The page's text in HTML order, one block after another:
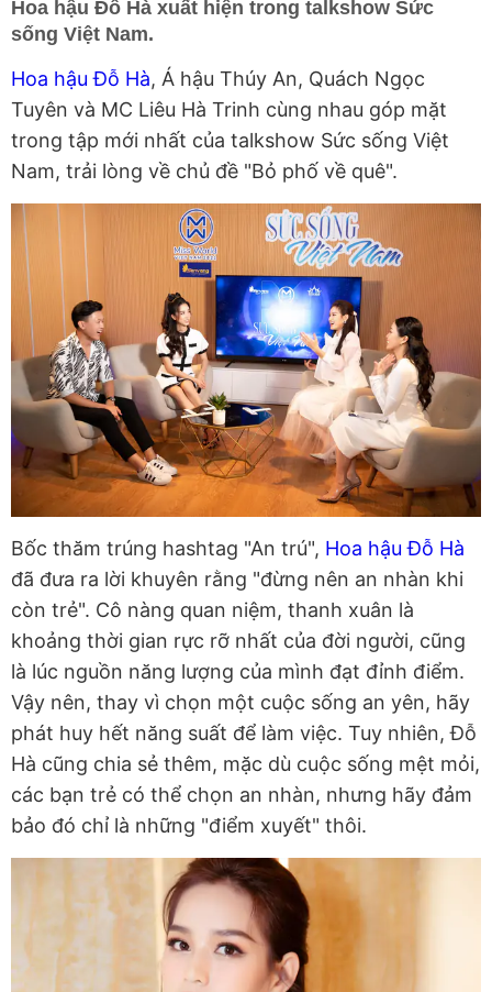
Hoa hậu Đỗ Hà xuất hiện trong talkshow Sức
sống Việt Nam.
Hoa hậu Đỗ Hà, Á hậu Thúy An, Quách Ngọc
Tuyên và MC Liêu Hà Trinh cùng nhau góp mặt
trong tập mới nhất của talkshow Sức sống Việt
Nam, trải lòng về chủ đề "Bỏ phố về quê".
Bốc thăm trúng hashtag "An trú", Hoa hậu Đỗ Hà
đã đưa ra lời khuyên rằng "đừng nên an nhàn khi
còn trẻ". Cô nàng quan niệm, thanh xuân là
khoảng thời gian rực rỡ nhất của đời người, cũng
là lúc nguồn năng lượng của mình đạt đỉnh điểm.
Vậy nên, thay vì chọn một cuộc sống an yên, hãy
phát huy hết năng suất để làm việc. Tuy nhiên, Đỗ
Hà cũng chia sẻ thêm, mặc dù cuộc sống mệt mỏi,
các bạn trẻ có thể chọn an nhàn, nhưng hãy đảm
bảo đó chỉ là những "điểm xuyết" thôi.